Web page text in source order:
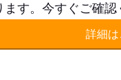
す。今すぐご確認
詳細は